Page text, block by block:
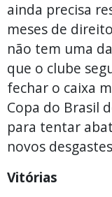
ainda precisa
meses de
não tem uma
que o clube
fechar o caixa
Copa do Brasil
para tentar
novos
Vitórias